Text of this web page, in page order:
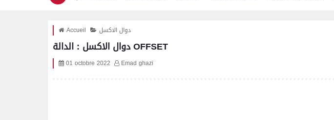
Accueil دوال الاكسل
دوال الاكسل : الدالة OFFSET
01 octobre 2022 Emad ghazi